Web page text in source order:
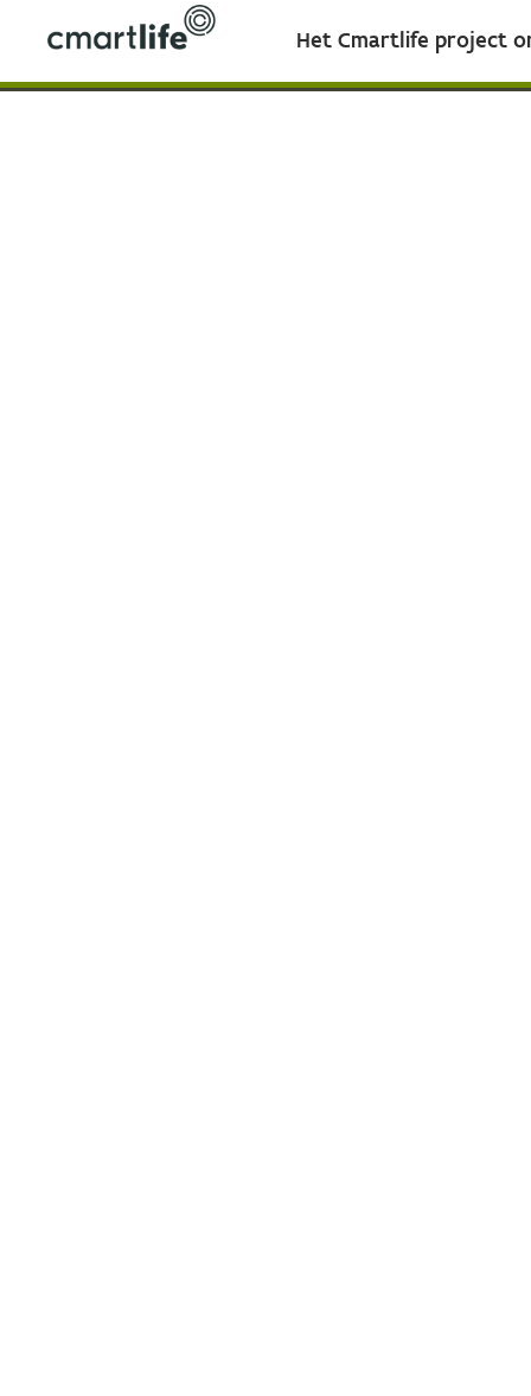
Het Cmartlife project